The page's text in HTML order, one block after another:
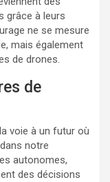
grâce à leurs
ne se mesure
mais également
de drones.
de
voie à un futur où
notre
autonomes,
des décisions